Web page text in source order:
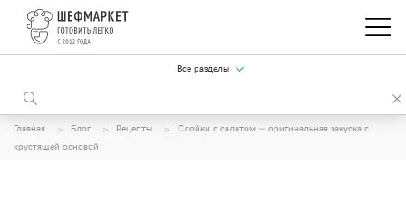
Все разделы
Главная Блог Рецепты
Слойки с салатом — оригинальная закуска с
хрустящей основой